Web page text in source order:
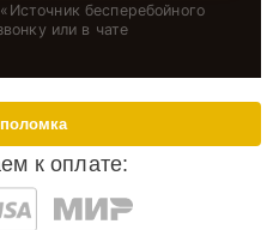
Источник бесперебойного
или в чате
к оплате: